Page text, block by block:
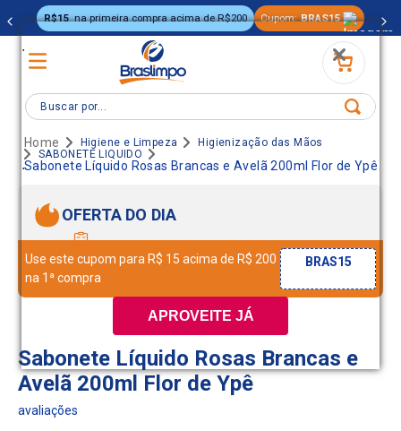
.
.
APROVEITE JÁ
R$15 na primeira compra acima de R$200 Cupom: BRAS15
Buscar por...
Higiene e Limpeza
Higienização das Mãos
SABONETE LIQUIDO
Sabonete Líquido Rosas Brancas e Avelã 200ml Flor de Ypê
OFERTA DO DIA
Use este cupom para R$ 15 acima de R$ 200
na 1ª compra
BRAS15
Sabonete Líquido Rosas Brancas e
Avelã 200ml Flor de Ypê